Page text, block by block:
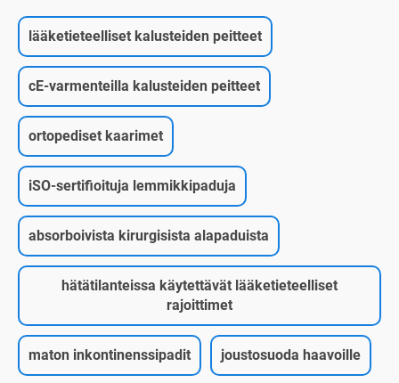
lääketieteelliset kalusteiden peitteet
cE-varmenteilla kalusteiden peitteet
ortopediset kaarimet
iSO-sertifioituja lemmikkipaduja
absorboivista kirurgisista alapaduista
hätätilanteissa käytettävät lääketieteelliset
rajoittimet
maton inkontinenssipadit joustosuoda haavoille